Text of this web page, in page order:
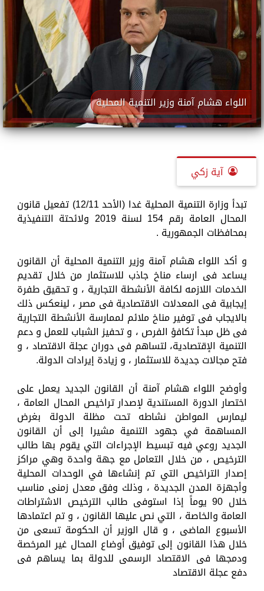
اللواء هشام آمنة وزير التنمية المحلية
آية زكي
تبدأ وزارة التنمية المحلية غدا (الأحد 12/11) تفعيل قانون
المحال العامة رقم 154 لسنة 2019 ولائحتة التنفيذية
بمحافظات الجمهورية .
و أكد اللواء هشام آمنة وزير التنمية المحلية أن القانون
يساعد فى ارساء مناخ جاذب للاستثمار من خلال تقديم
الخدمات اللازمه لكافة الأنشطة التجارية ، و تحقيق طفرة
إيجابية فى المعدلات الاقتصادية فى مصر ، لينعكس ذلك
بالايجاب فى توفير مناخ ملائم لممارسة الأنشطة التجارية
فى ظل مبدأ تكافؤ الفرص ، و تحفيز الشباب للعمل و دعم
التنمية الإقتصادية، لتساهم فى دوران عجلة الاقتصاد ، و
فتح مجالات جديدة للاستثمار ، و زيادة إيرادات الدولة.
وأوضح اللواء هشام آمنة أن القانون الجديد يعمل على
اختصار الدورة المستندية لإصدار تراخيص المحال العامة ،
ليمارس المواطن نشاطه تحت مظلة الدولة بغرض
المساهمة في جهود التنمية مشيرا إلى أن القانون
الجديد روعي فيه تبسيط الإجراءات التي يقوم بها طالب
الترخيص ، من خلال التعامل مع جهة واحدة وهي مراكز
إصدار التراخيص التي تم إنشاءها في الوحدات المحلية
وأجهزة المدن الجديدة ، وذلك وفق معدل زمنى مناسب
خلال 90 يوماً إذا استوفى طالب الترخيص الاشتراطات
العامة والخاصة ، التي نص عليها القانون ، و تم اعتمادها
الأسبوع الماضى ، و قال الوزير أن الحكومة تسعى من
خلال هذا القانون إلى توفيق أوضاع المحال غير المرخصة
ودمجها فى الاقتصاد الرسمى للدولة بما يساهم فى
دفع عجلة الاقتصاد